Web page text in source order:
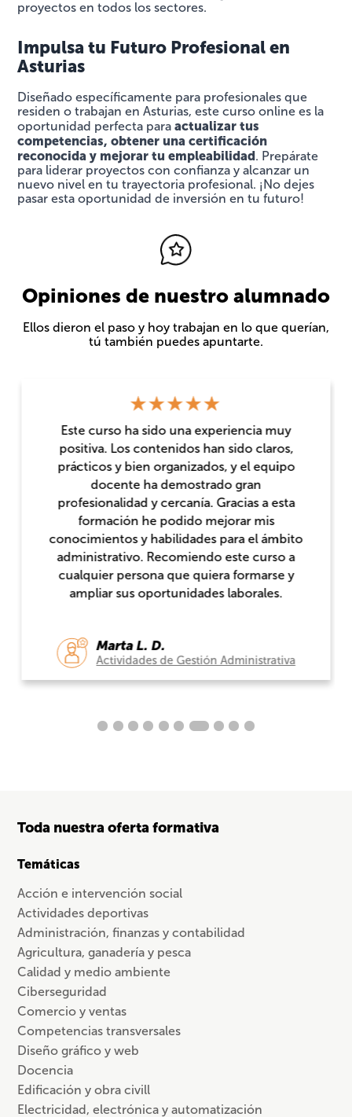
proyectos en todos los sectores.
Impulsa tu Futuro Profesional en
Asturias
Diseñado específicamente para profesionales que
residen o trabajan en Asturias, este curso online es la
oportunidad perfecta paraactualizar tus
competencias, obtener una certificación
reconocida y mejorar tu empleabilidad. Prepárate
para liderar proyectos con confianza y alcanzar un
nuevo nivel en tu trayectoria profesional. ¡No dejes
pasar esta oportunidad de inversión en tu futuro!
Opiniones de nuestro alumnado
Ellos dieron el paso y hoy trabajan en lo que querían,
tú también puedes apuntarte.
Para mi fue un 10, tanto de organización,
profesorado como alumnado. Para repetir.
Gracias por todo.
Inglés A2
Toda nuestra oferta formativa
Temáticas
Acción e intervención social
Actividades deportivas
Administración, finanzas y contabilidad
Agricultura, ganadería y pesca
Calidad y medio ambiente
Ciberseguridad
Comercio y ventas
Competencias transversales
Diseño gráfico y web
Docencia
Edificación y obra civill
Electricidad, electrónica y automatización